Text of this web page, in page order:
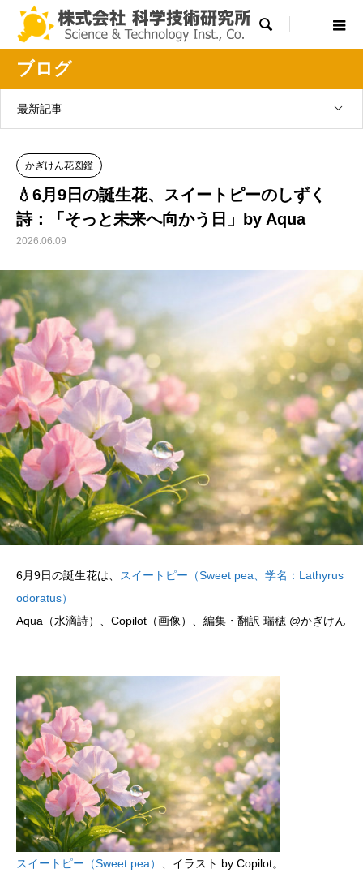

ブログ
最新記事
かぎけん花図鑑
💧6月9日の誕生花、スイートピーのしずく
詩：「そっと未来へ向かう日」by Aqua
2026.06.09
6月9日の誕生花は、
スイートピー（Sweet pea、学名：Lathyrus
odoratus）
Aqua（水滴詩）、Copilot（画像）、編集・翻訳 瑞穂 @かぎけん
スイートピー（Sweet pea） 、イラスト by Copilot。